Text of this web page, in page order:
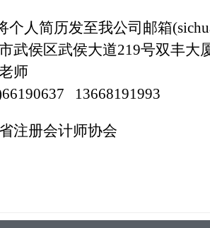
个人简历发至我公司邮箱
武侯区武侯大道219号双丰大
师
13668191993
注册会计师协会